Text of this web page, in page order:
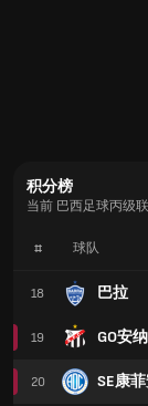
积分榜
当前 巴西足球丙级
# 球队
18 巴拉
19 GO安
20 SE康